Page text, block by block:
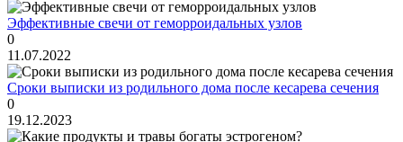
Эффективные свечи от геморроидальных узлов
0
11.07.2022
Сроки выписки из родильного дома после кесарева сечения
0
19.12.2023